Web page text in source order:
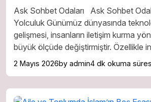
Ask Sohbet Odaları Ask Sohbet
Yolculuk Günümüz dünyasında
gelişmesi, insanların iletişim kurma
büyük ölçüde değiştirmiştir. Özellikle
2 Mayıs 2026by admin4 dk okuma